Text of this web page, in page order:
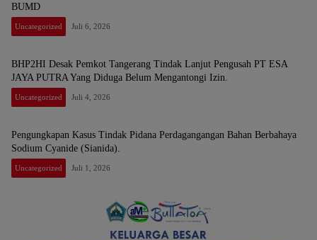
BUMD
Uncategorized Juli 6, 2026
BHP2HI Desak Pemkot Tangerang Tindak Lanjut Pengusah PT ESA
JAYA PUTRA Yang Diduga Belum Mengantongi Izin.
Uncategorized Juli 4, 2026
Pengungkapan Kasus Tindak Pidana Perdagangangan Bahan Berbahaya
Sodium Cyanide (Sianida).
Uncategorized Juli 1, 2026